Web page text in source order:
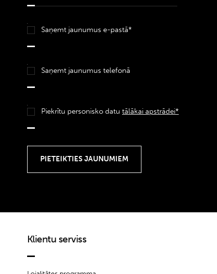
Saņemt jaunumus e-pastā*
Saņemt jaunumus telefonā
Piekrītu personisko datu tālākai apstrādei*
Klientu serviss